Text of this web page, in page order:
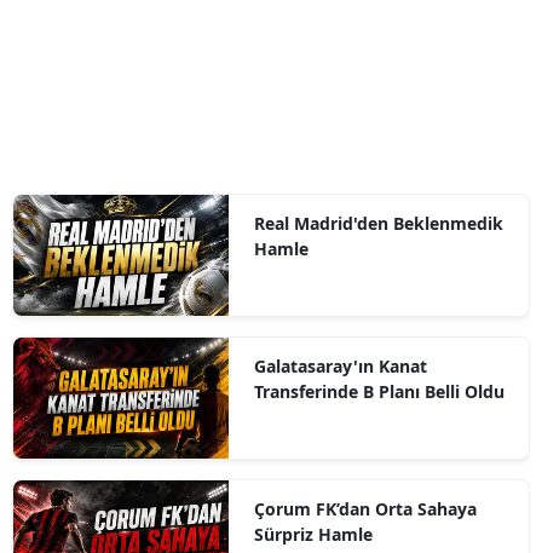
Real Madrid'den Beklenmedik
Hamle
Galatasaray'ın Kanat
Transferinde B Planı Belli Oldu
Çorum FK’dan Orta Sahaya
Sürpriz Hamle